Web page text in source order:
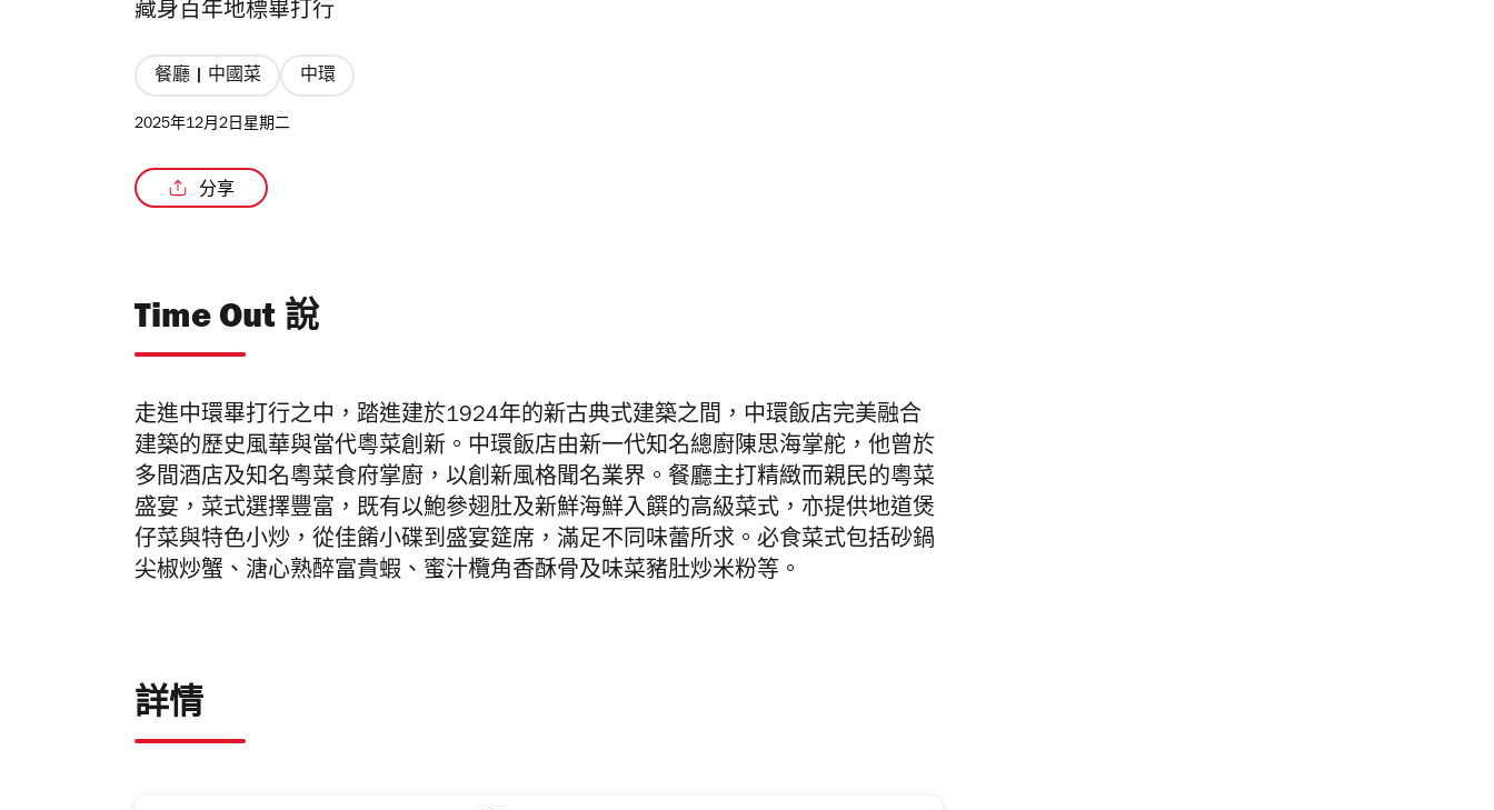
藏身百年地標畢打行
餐廳 | 中國菜 中環
2025年12月2日星期二
分享
Time Out 說
走進中環畢打行之中，踏進建於1924年的新古典式建築之間，中環飯店完美融合
建築的歷史風華與當代粵菜創新。中環飯店由新一代知名總廚陳思海掌舵，他曾於
多間酒店及知名粵菜食府掌廚，以創新風格聞名業界。餐廳主打精緻而親民的粵菜
盛宴，菜式選擇豐富，既有以鮑參翅肚及新鮮海鮮入饌的高級菜式，亦提供地道煲
仔菜與特色小炒，從佳餚小碟到盛宴筵席，滿足不同味蕾所求。必食菜式包括砂鍋
尖椒炒蟹、溏心熟醉富貴蝦、蜜汁欖角香酥骨及味菜豬肚炒米粉等。
詳情